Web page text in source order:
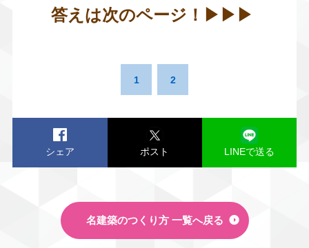
答えは次のページ！▶︎ ▶︎ ▶︎
1 2
シェア ポスト LINEで送る
名建築のつくり方 一覧へ戻る